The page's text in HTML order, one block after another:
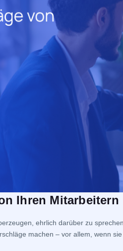
Ihren Mitarbeitern
ehrlich darüber zu
machen – vor allem, wenn